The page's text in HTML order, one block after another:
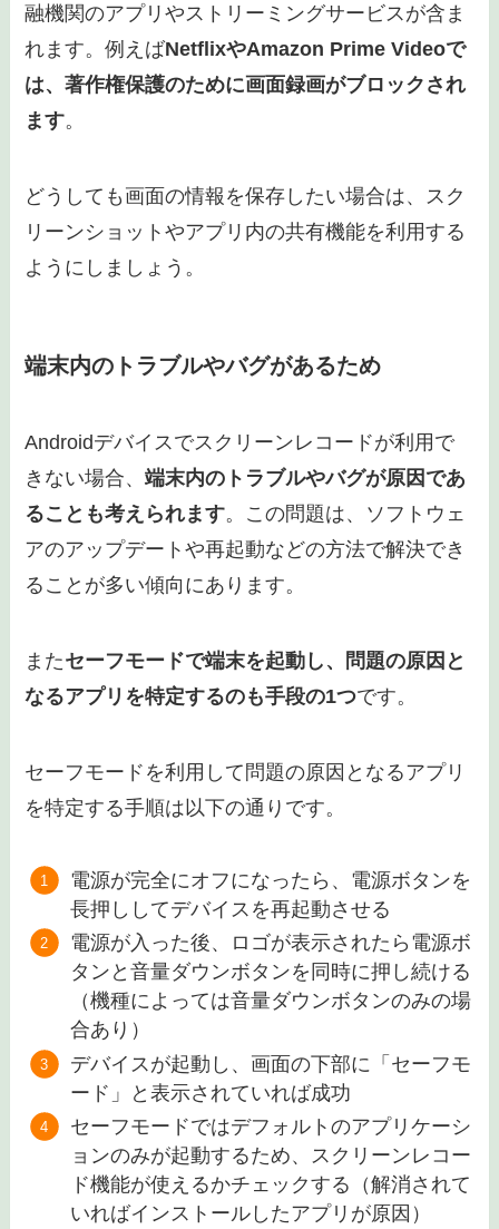
融機関のアプリやストリーミングサービスが含ま
れます。例えばNetflixやAmazon Prime Videoで
は、著作権保護のために画面録画がブロックされ
ます。
どうしても画面の情報を保存したい場合は、スク
リーンショットやアプリ内の共有機能を利用する
ようにしましょう。
端末内のトラブルやバグがあるため
Androidデバイスでスクリーンレコードが利用で
きない場合、端末内のトラブルやバグが原因であ
ることも考えられます。この問題は、ソフトウェ
アのアップデートや再起動などの方法で解決でき
ることが多い傾向にあります。
またセーフモードで端末を起動し、問題の原因と
なるアプリを特定するのも手段の1つです。
セーフモードを利用して問題の原因となるアプリ
を特定する手順は以下の通りです。
電源が完全にオフになったら、電源ボタンを
長押ししてデバイスを再起動させる
電源が入った後、ロゴが表示されたら電源ボ
タンと音量ダウンボタンを同時に押し続ける
（機種によっては音量ダウンボタンのみの場
合あり）
デバイスが起動し、画面の下部に「セーフモ
ード」と表示されていれば成功
セーフモードではデフォルトのアプリケーシ
ョンのみが起動するため、スクリーンレコー
ド機能が使えるかチェックする（解消されて
いればインストールしたアプリが原因）